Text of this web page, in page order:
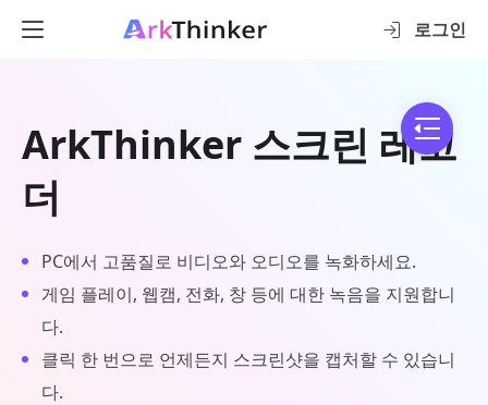
로그인
ArkThinker 스크린 레코
더
PC에서 고품질로 비디오와 오디오를 녹화하세요.
게임 플레이, 웹캠, 전화, 창 등에 대한 녹음을 지원합니
다.
클릭 한 번으로 언제든지 스크린샷을 캡처할 수 있습니
다.